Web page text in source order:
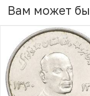
Вам может